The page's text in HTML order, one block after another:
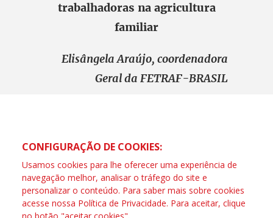
trabalhadoras na agricultura
familiar
Elisângela Araújo, coordenadora
Geral da FETRAF-BRASIL
CONFIGURAÇÃO DE COOKIES:
Usamos cookies para lhe oferecer uma experiência de
navegação melhor, analisar o tráfego do site e
personalizar o conteúdo. Para saber mais sobre cookies
acesse nossa Política de Privacidade. Para aceitar, clique